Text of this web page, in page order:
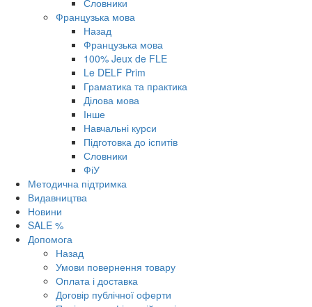
Словники
Французька мова
Назад
Французька мова
100% Jeux de FLE
Le DELF Prim
Граматика та практика
Ділова мова
Інше
Навчальні курси
Підготовка до іспитів
Словники
ФіУ
Методична підтримка
Видавництва
Новини
SALE %
Допомога
Назад
Умови повернення товару
Оплата і доставка
Договір публічної оферти